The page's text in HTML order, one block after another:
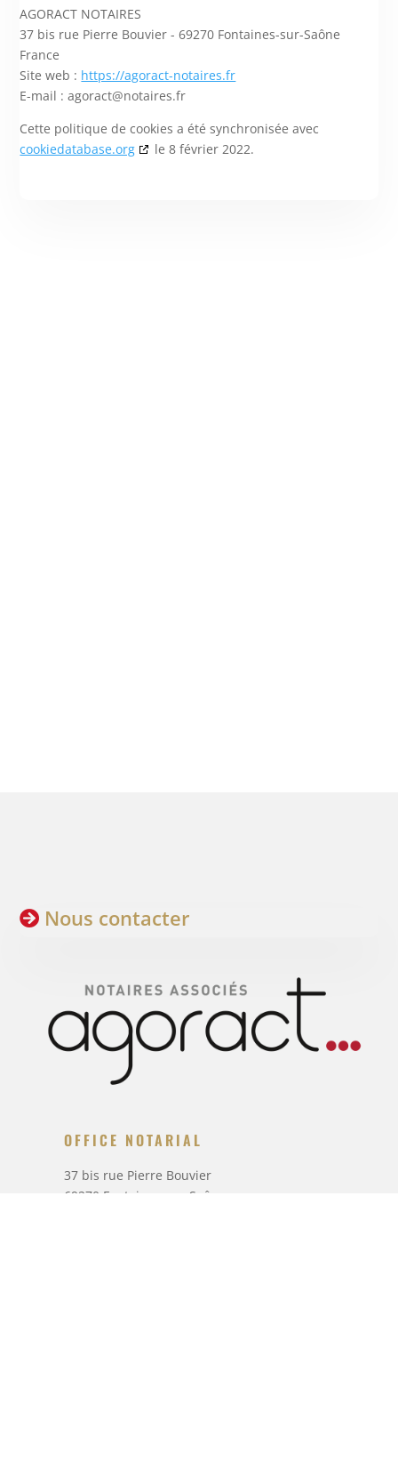
AGORACT NOTAIRES
37 bis rue Pierre Bouvier - 69270 Fontaines-sur-Saône
France
Site web : https://agoract-notaires.fr
E-mail :agoract@notaires.fr
Cette politique de cookies a été synchronisée avec
cookiedatabase.org
le 8 février 2022.
Nous contacter
OFFICE NOTARIAL
37 bis rue Pierre Bouvier
69270 Fontaines-sur-Saône